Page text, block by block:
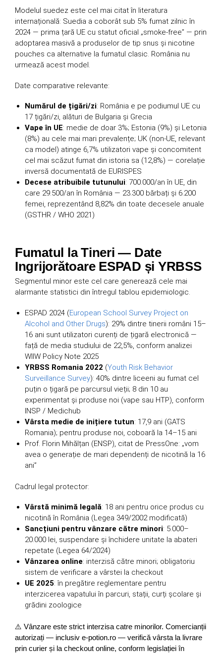
Modelul suedez este cel mai citat în literatura
internațională: Suedia a coborât sub 5% fumat zilnic în
2024 — prima țară UE cu statut oficial „smoke-free” — prin
adoptarea masivă a produselor de tip snus și nicotine
pouches ca alternative la fumatul clasic. România nu
urmează acest model.
Date comparative relevante:
Numărul de țigări/zi: România e pe podiumul UE cu
17 țigări/zi, alături de Bulgaria și Grecia
Vape în UE: medie de doar 3%; Estonia (9%) și Letonia
(8%) au cele mai mari prevalențe; UK (non-UE, relevant
ca model) atinge 6,7% utilizatori vape și concomitent
cel mai scăzut fumat din istoria sa (12,8%) — corelație
inversă documentată de EURISPES
Decese atribuibile tutunului: 700.000/an în UE, din
care 29.500/an în România — 23.300 bărbați și 6.200
femei, reprezentând 8,82% din toate decesele anuale
(GSTHR / WHO 2021)
Fumatul la Tineri — Date
Ingrijorătoare ESPAD și YRBSS
Segmentul minor este cel care generează cele mai
alarmante statistici din întregul tablou epidemiologic.
ESPAD 2024 (European School Survey Project on
Alcohol and Other Drugs): 29% dintre tinerii români 15–
16 ani sunt utilizatori curenți de țigară electronică —
față de media studiului de 22,5%, conform analizei
WIIW Policy Note 2025
YRBSS Romania 2022 (Youth Risk Behavior
Surveillance Survey): 40% dintre liceeni au fumat cel
puțin o țigară pe parcursul vieții; 8 din 10 au
experimentat și produse noi (vape sau HTP), conform
INSP / Medichub
Vârsta medie de inițiere tutun: 17,9 ani (GATS
Romania); pentru produse noi, coboară la 14–15 ani
Prof. Florin Mihălțan (ENSP), citat de PressOne: „vom
avea o generație de mari dependenți de nicotină la 16
ani”
Cadrul legal protector:
Vârstă minimă legală: 18 ani pentru orice produs cu
nicotină în România (Legea 349/2002 modificată)
Sancțiuni pentru vânzare către minori: 5.000–
20.000 lei, suspendare și închidere unitate la abateri
repetate (Legea 64/2024)
Vânzarea online: interzisă către minori; obligatoriu
sistem de verificare a vârstei la checkout
UE 2025: în pregătire reglementare pentru
interzicerea vapatului în parcuri, stații, curți școlare și
grădini zoologice
⚠️ Vânzare este strict interzisa catre minorilor. Comercianții
autorizați — inclusiv e-potion.ro — verifică vârsta la livrare
prin curier și la checkout online, conform legislației în